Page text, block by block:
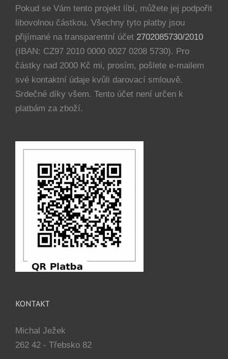
Pokud se Vám tento projekt líbí, můžete jej podpořit
libovolnou částkou. Všechny tyto platby jsou
přijímané na transparentní účet 2702085730/2010
(IBAN: CZ97 2010 0000 0027 0208 5730). Pro
částky nad 2000 Kč mi, prosím, pošlete e-mailem
své kontaktní údaje kvůli darovací smlouvě.
Srdečné díky všem. Tento účet není určen k
platbám za zboží.
KONTAKT
Michal Ježek
262 42 - Třebsko 82